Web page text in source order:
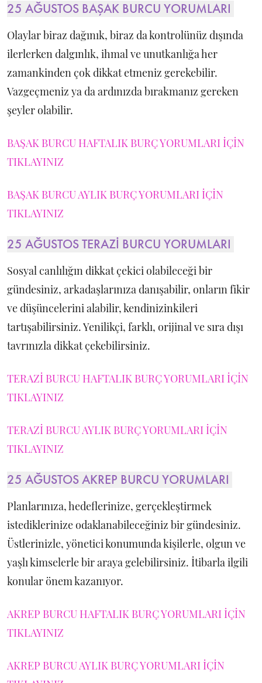
25 AĞUSTOS BAŞAK BURCU YORUMLARI
Olaylar biraz dağınık, biraz da kontrolünüz dışında
ilerlerken dalgınlık, ihmal ve unutkanlığa her
zamankinden çok dikkat etmeniz gerekebilir.
Vazgeçmeniz ya da ardınızda bırakmanız gereken
şeyler olabilir.
BAŞAK BURCU HAFTALIK BURÇ YORUMLARI İÇİN
TIKLAYINIZ
BAŞAK BURCU AYLIK BURÇ YORUMLARI İÇİN
TIKLAYINIZ
25 AĞUSTOS TERAZİ BURCU YORUMLARI
Sosyal canlılığın dikkat çekici olabileceği bir
gündesiniz, arkadaşlarınıza danışabilir, onların fikir
ve düşüncelerini alabilir, kendinizinkileri
tartışabilirsiniz. Yenilikçi, farklı, orijinal ve sıra dışı
tavrınızla dikkat çekebilirsiniz.
TERAZİ BURCU HAFTALIK BURÇ YORUMLARI İÇİN
TIKLAYINIZ
TERAZİ BURCU AYLIK BURÇ YORUMLARI İÇİN
TIKLAYINIZ
25 AĞUSTOS AKREP BURCU YORUMLARI
Planlarınıza, hedeflerinize, gerçekleştirmek
istediklerinize odaklanabileceğiniz bir gündesiniz.
Üstlerinizle, yönetici konumunda kişilerle, olgun ve
yaşlı kimselerle bir araya gelebilirsiniz. İtibarla ilgili
konular önem kazanıyor.
AKREP BURCU HAFTALIK BURÇ YORUMLARI İÇİN
TIKLAYINIZ
AKREP BURCU AYLIK BURÇ YORUMLARI İÇİN